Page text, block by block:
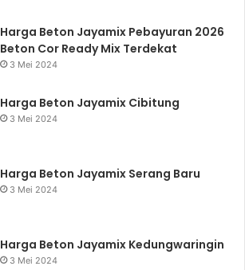
Harga Beton Jayamix Pebayuran 2026
Beton Cor Ready Mix Terdekat
3 Mei 2024
Harga Beton Jayamix Cibitung
3 Mei 2024
Harga Beton Jayamix Serang Baru
3 Mei 2024
Harga Beton Jayamix Kedungwaringin
3 Mei 2024